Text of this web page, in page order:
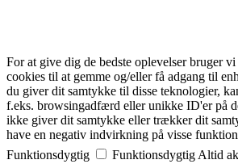
For at give dig de bedste oplevelser bruger
cookies til at gemme og/eller få adgang til
du giver dit samtykke til disse teknologier,
f.eks. browsingadfærd eller unikke ID'er på
ikke giver dit samtykke eller trækker dit
have en negativ indvirkning på visse
Funktionsdygtig
Funktionsdygtig Altid